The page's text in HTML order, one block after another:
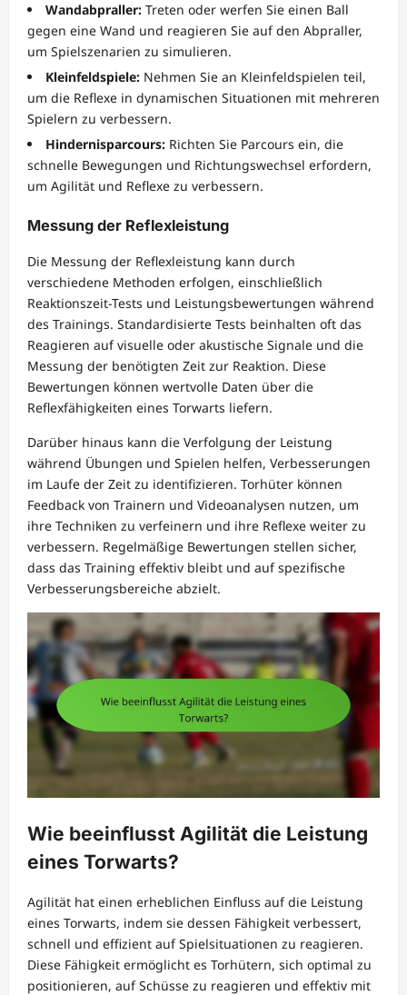
Wandabpraller: Treten oder werfen Sie einen Ball
gegen eine Wand und reagieren Sie auf den Abpraller,
um Spielszenarien zu simulieren.
Kleinfeldspiele: Nehmen Sie an Kleinfeldspielen teil,
um die Reflexe in dynamischen Situationen mit mehreren
Spielern zu verbessern.
Hindernisparcours: Richten Sie Parcours ein, die
schnelle Bewegungen und Richtungswechsel erfordern,
um Agilität und Reflexe zu verbessern.
Messung der Reflexleistung
Die Messung der Reflexleistung kann durch
verschiedene Methoden erfolgen, einschließlich
Reaktionszeit-Tests und Leistungsbewertungen während
des Trainings. Standardisierte Tests beinhalten oft das
Reagieren auf visuelle oder akustische Signale und die
Messung der benötigten Zeit zur Reaktion. Diese
Bewertungen können wertvolle Daten über die
Reflexfähigkeiten eines Torwarts liefern.
Darüber hinaus kann die Verfolgung der Leistung
während Übungen und Spielen helfen, Verbesserungen
im Laufe der Zeit zu identifizieren. Torhüter können
Feedback von Trainern und Videoanalysen nutzen, um
ihre Techniken zu verfeinern und ihre Reflexe weiter zu
verbessern. Regelmäßige Bewertungen stellen sicher,
dass das Training effektiv bleibt und auf spezifische
Verbesserungsbereiche abzielt.
Wie beeinflusst Agilität die Leistung
eines Torwarts?
Agilität hat einen erheblichen Einfluss auf die Leistung
eines Torwarts, indem sie dessen Fähigkeit verbessert,
schnell und effizient auf Spielsituationen zu reagieren.
Diese Fähigkeit ermöglicht es Torhütern, sich optimal zu
positionieren, auf Schüsse zu reagieren und effektiv mit